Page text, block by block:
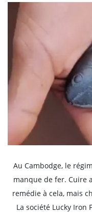
Au Cambodge, le
manque de fer. Cuire
remédie à cela, mais
La société Lucky Iron